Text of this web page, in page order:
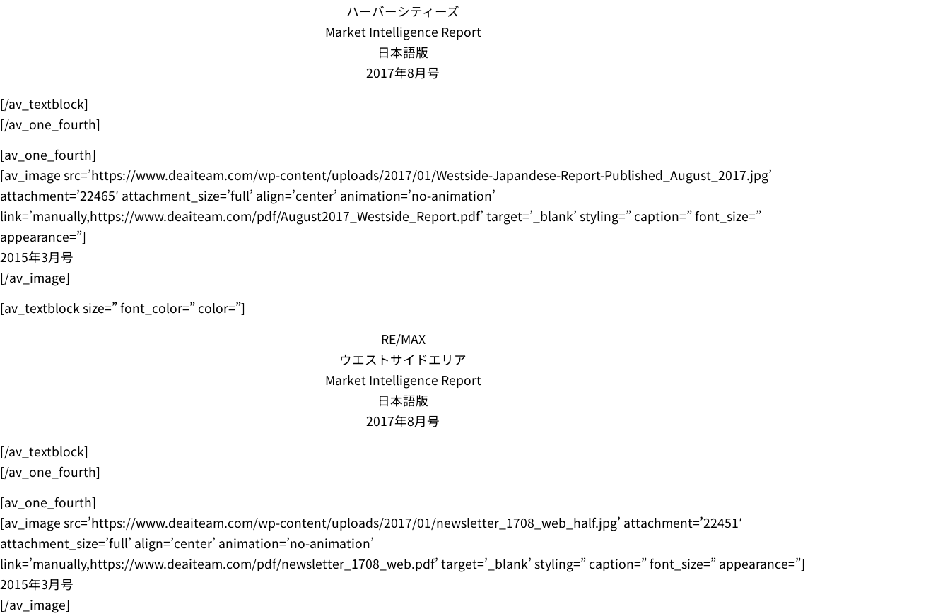
ハーバーシティーズ
Market Intelligence Report
日本語版
2017年8月号
[/av_textblock]
[/av_one_fourth]
[av_one_fourth]
[av_image src=’https://www.deaiteam.com/wp-content/uploads/2017/01/Westside-Japandese-Report-Published_August_2017.jpg’
attachment=’22465′ attachment_size=’full’ align=’center’ animation=’no-animation’
link=’manually,https://www.deaiteam.com/pdf/August2017_Westside_Report.pdf’ target=’_blank’ styling=” caption=” font_size=”
appearance=”]
2015年3月号
[/av_image]
[av_textblock size=” font_color=” color=”]
RE/MAX
ウエストサイドエリア
Market Intelligence Report
日本語版
2017年8月号
[/av_textblock]
[/av_one_fourth]
[av_one_fourth]
[av_image src=’https://www.deaiteam.com/wp-content/uploads/2017/01/newsletter_1708_web_half.jpg’ attachment=’22451′
attachment_size=’full’ align=’center’ animation=’no-animation’
link=’manually,https://www.deaiteam.com/pdf/newsletter_1708_web.pdf’ target=’_blank’ styling=” caption=” font_size=” appearance=”]
2015年3月号
[/av_image]